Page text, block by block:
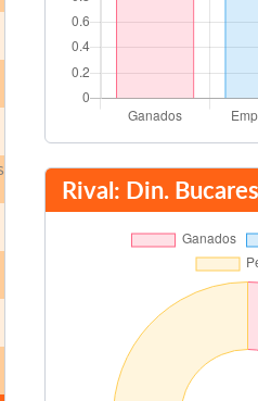
Rival: Din.